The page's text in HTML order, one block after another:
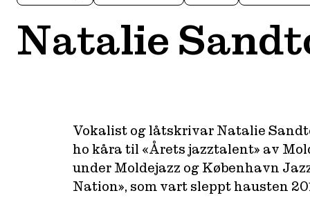
Natalie
Vokalist og låtskrivar Natalie
ho kåra til «Årets jazztalent» av
under Moldejazz og København
Nation», som vart sleppt hausten